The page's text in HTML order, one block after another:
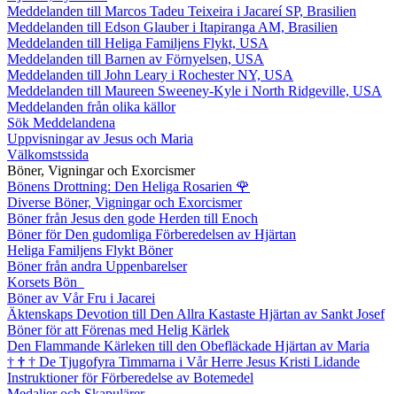
Meddelanden till Marcos Tadeu Teixeira i Jacareí SP, Brasilien
Meddelanden till Edson Glauber i Itapiranga AM, Brasilien
Meddelanden till Heliga Familjens Flykt, USA
Meddelanden till Barnen av Förnyelsen, USA
Meddelanden till John Leary i Rochester NY, USA
Meddelanden till Maureen Sweeney-Kyle i North Ridgeville, USA
Meddelanden från olika källor
Sök Meddelandena
Uppvisningar av Jesus och Maria
Välkomstssida
Böner, Vigningar och Exorcismer
Bönens Drottning: Den Heliga Rosarien 🌹
Diverse Böner, Vigningar och Exorcismer
Böner från Jesus den gode Herden till Enoch
Böner för Den gudomliga Förberedelsen av Hjärtan
Heliga Familjens Flykt Böner
Böner från andra Uppenbarelser
Korsets Bön
Böner av Vår Fru i Jacarei
Äktenskaps Devotion till Den Allra Kastaste Hjärtan av Sankt Josef
Böner för att Förenas med Helig Kärlek
Den Flammande Kärleken till den Obefläckade Hjärtan av Maria
† † † De Tjugofyra Timmarna i Vår Herre Jesus Kristi Lidande
Instruktioner för Förberedelse av Botemedel